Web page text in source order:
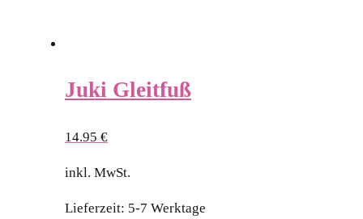
Juki Gleitfuß
14.95 €
inkl. MwSt.
Lieferzeit: 5-7 Werktage